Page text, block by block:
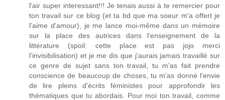
l'air super interessant!!! Je tenais aussi à te remercier pour
ton travail sur ce blog (et ta bd que ma soeur m'a offert je
l'aime d'amour), je me lance moi-même dans un mémoire
sur la place des autrices dans l'enseignement de la
littérature (spoil: cette place est pas jojo merci
l'invisibilisation) et je me dis que j'aurais jamais travaillé sur
ce genre de sujet sans ton travail, tu m'as fait prendre
conscience de beaucoup de choses, tu m'as donné l'envie
de lire pleins d'écrits féministes pour approfondir les
thématiques que tu abordais. Pour moi ton travail, comme